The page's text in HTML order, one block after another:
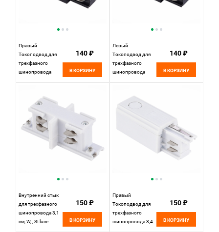
Правый
Токоподвод для
трехфазного
шинопровода
трековая система
ST030.409.10R
Черный
140 ₽
В КОРЗИНУ
Левый
Токоподвод для
трехфазного
шинопровода
трековая система
ST030.409.10L
140 ₽
В КОРЗИНУ
Внутренний стык
для трехфазного
шинопровода 3,1
см, W, , St luce
150 ₽
В КОРЗИНУ
Правый
Токоподвод для
трехфазного
шинопровода 3,4
150 ₽
В КОРЗИНУ